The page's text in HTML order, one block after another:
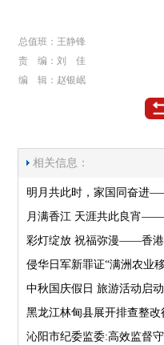
总值班：王静锋
责 编：刘 佳
编 辑：赵银岷
相关信息：
明月共此时，家国同奋进
月满香江 天涯共此良宵
彩灯绽放 祝福弥漫——香港
侵华日军新罪证“满洲农业
中秋国庆假日 旅游活动启动
黑龙江林甸县展开排查整
沁阳市纪委监委:高效监督